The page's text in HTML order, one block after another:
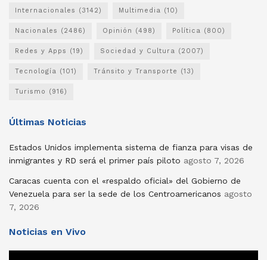
Internacionales (3142) Multimedia (10)
Nacionales (2486) Opinión (498) Política (800)
Redes y Apps (19) Sociedad y Cultura (2007)
Tecnología (101) Tránsito y Transporte (13)
Turismo (916)
Últimas Noticias
Estados Unidos implementa sistema de fianza para visas de
inmigrantes y RD será el primer país piloto agosto 7, 2026
Caracas cuenta con el «respaldo oficial» del Gobierno de
Venezuela para ser la sede de los Centroamericanos agosto
7, 2026
Noticias en Vivo